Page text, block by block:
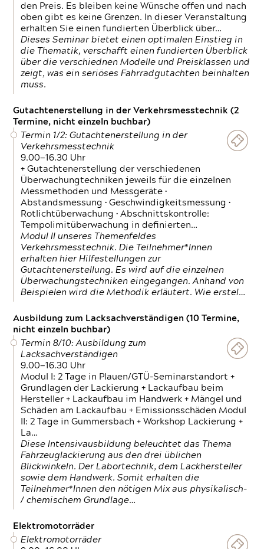
den Preis. Es bleiben keine Wünsche offen und nach
oben gibt es keine Grenzen. In dieser Veranstaltung
erhalten Sie einen fundierten Überblick über…
Dieses Seminar bietet einen optimalen Einstieg in
die Thematik, verschafft einen fundierten Überblick
über die verschiednen Modelle und Preisklassen und
zeigt, was ein seriöses Fahrradgutachten beinhalten
muss.
Gutachtenerstellung in der Verkehrsmesstechnik (2
Termine, nicht einzeln buchbar)
Termin 1/2: Gutachtenerstellung in der
Verkehrsmesstechnik
9.00—16.30 Uhr
+ Gutachtenerstellung der verschiedenen
Überwachungtechniken jeweils für die einzelnen
Messmethoden und Messgeräte •
Abstandsmessung • Geschwindigkeitsmessung •
Rotlichtüberwachung • Abschnittskontrolle:
Tempolimitüberwachung in definierten…
Modul II unseres Themenfeldes
Verkehrsmesstechnik. Die Teilnehmer*Innen
erhalten hier Hilfestellungen zur
Gutachtenerstellung. Es wird auf die einzelnen
Überwachungstechniken eingegangen. Anhand von
Beispielen wird die Methodik erläutert. Wie erstel…
Ausbildung zum Lacksachverständigen (10 Termine,
nicht einzeln buchbar)
Termin 8/10: Ausbildung zum
Lacksachverständigen
9.00—16.30 Uhr
Modul I: 2 Tage in Plauen/GTÜ-Seminarstandort +
Grundlagen der Lackierung + Lackaufbau beim
Hersteller + Lackaufbau im Handwerk + Mängel und
Schäden am Lackaufbau + Emissionsschäden Modul
II: 2 Tage in Gummersbach + Workshop Lackierung +
La…
Diese Intensivausbildung beleuchtet das Thema
Fahrzeuglackierung aus den drei üblichen
Blickwinkeln. Der Labortechnik, dem Lackhersteller
sowie dem Handwerk. Somit erhalten die
Teilnehmer*Innen den nötigen Mix aus physikalisch-
/ chemischem Grundlage…
Elektromotorräder
Elektromotorräder